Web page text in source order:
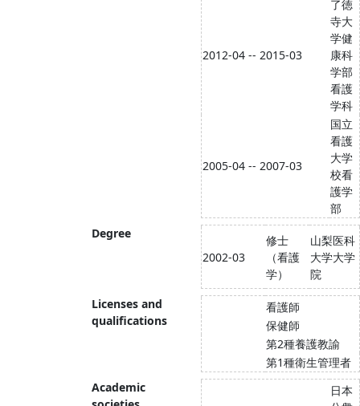
2012-04 -- 2015-03
了徳
寺大
学健
康科
学部
看護
学科
2005-04 -- 2007-03
国立
看護
大学
校看
護学
部
Degree
2002-03
修士
（看護
学）
山梨医科
大学大学
院
Licenses and
qualifications
看護師
保健師
第2種養護教諭
第1種衛生管理者
Academic
日本